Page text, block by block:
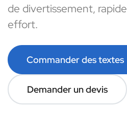
de divertissement,
effort.
Commander des textes
Demander un devis